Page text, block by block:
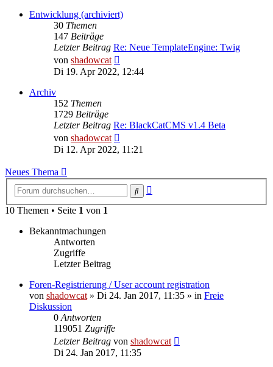
Entwicklung (archiviert)
30 Themen
147 Beiträge
Letzter Beitrag Re: Neue TemplateEngine: Twig
von shadowcat
Beitrag
Di 19. Apr 2022, 12:44
Archiv
152 Themen
1729 Beiträge
Letzter Beitrag Re: BlackCatCMS v1.4 Beta
von shadowcat
Beitrag
Di 12. Apr 2022, 11:21
Neues Thema
Suche
10 Themen • Seite 1 von 1
Bekanntmachungen
Antworten
Zugriffe
Letzter Beitrag
Foren-Registrierung / User account registration
von shadowcat » Di 24. Jan 2017, 11:35 » in Freie
Diskussion
0 Antworten
119051 Zugriffe
Letzter Beitrag von shadowcat
Di 24. Jan 2017, 11:35